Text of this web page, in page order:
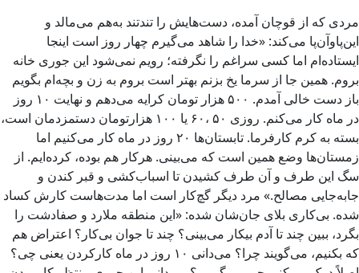
مردی که از قوچان آمده، دست‌هایش را تندتند به‌هم می‌مالد و
این‌پاوآن‌پا می‌کند: «خدا را شاهد می‌گیرم چهار روز است اینجا
ایستاده‌ام اما کسی سراغم را نگرفته؛ رویم نمی‌شود این جوری خانه
بروم. همین جا از سرما یخ بزنم بهتر است بروم به زن و بچه‌ام بگویم
باز دست خالی آمدم. ۵۰۰ هزار تومان کرایه می‌دهم و نهایت ۱۰ روز
در ماه کار می‌کنم. روزی ۵۰ ،۶۰ یا ۱۰۰ هزارتومان دستمزدمان است،
بسته به کرم کارفرما. تابستان‌ها ۲۰ روز در ماه کار می‌کنیم اما
زمستان‌ها وضع همین است که می‌بینی. هرکار هم بوده، کرده‌ایم. از
سگ این طرف و آن طرف کشیدن تا اسباب‌کشی و قبر کندن و
جابه‌جایی مصالح.» مرد دیگر گچ‌کار است اما مدت‌هاست کارش کساد
شده. بی‌کاری بلای جان‌شان شده: «این منطقه ملارد و صفادشت را
بگرد، ببین چند تا آدم بیکار می‌بینی؟ چند تا جوان بی‌کار؟ اعتراض هم
که بکنیم، می‌گویند چرا؟ می‌دانی ۱۰ روز در ماه کارکردن یعنی چی؟